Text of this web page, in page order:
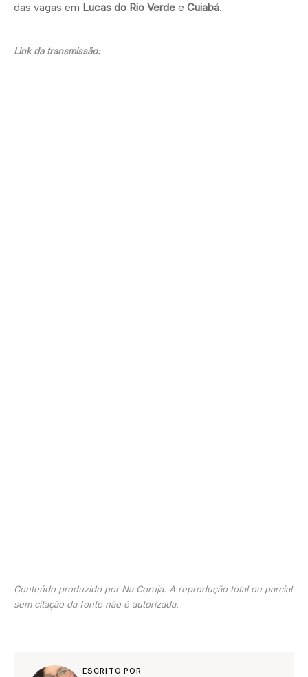
das vagas em Lucas do Rio Verde e Cuiabá.
Link da transmissão:
Conteúdo produzido por Na Coruja. A reprodução total ou parcial
sem citação da fonte não é autorizada.
ESCRITO POR